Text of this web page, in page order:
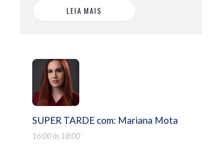
LEIA MAIS
SUPER TARDE com: Mariana Mota
16:00 às 18:00